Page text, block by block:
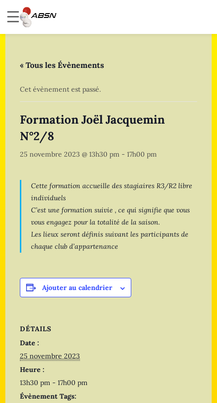
« Tous les Évènements
Cet évènement est passé.
Formation Joël Jacquemin
N°2/8
25 novembre 2023 @ 13h30 pm -17h00 pm
Cette formation accueille des stagiaires R3/R2 libre
individuels
C’est une formation suivie , ce qui signifie que vous
vous engagez pour la totalité de la saison.
Les lieux seront définis suivant les participants de
chaque club d’appartenance
Ajouter au calendrier
DÉTAILS
Date :
25 novembre 2023
Heure :
13h30 pm - 17h00 pm
Évènement Tags: